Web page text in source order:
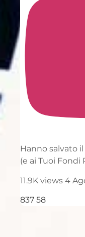
Hanno salvato il
(e ai Tuoi Fondi
11.9K views 4
837 58